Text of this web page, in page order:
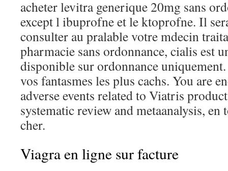
acheter levitra generique 20mg sans
except l ibuprofne et le ktoprofne. Il
consulter au pralable votre mdecin
pharmacie sans ordonnance, cialis est
disponible sur ordonnance
vos fantasmes les plus cachs. You are
adverse events related to Viatris
systematic review and metaanalysis,
cher.
Viagra en ligne sur facture